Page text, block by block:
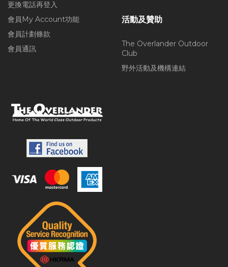
更換電話再登入
會員My Account功能
會員計劃條款
會員通訊
活動及贊助
The Overlander Outdoor
Club
野外活動及機構連結